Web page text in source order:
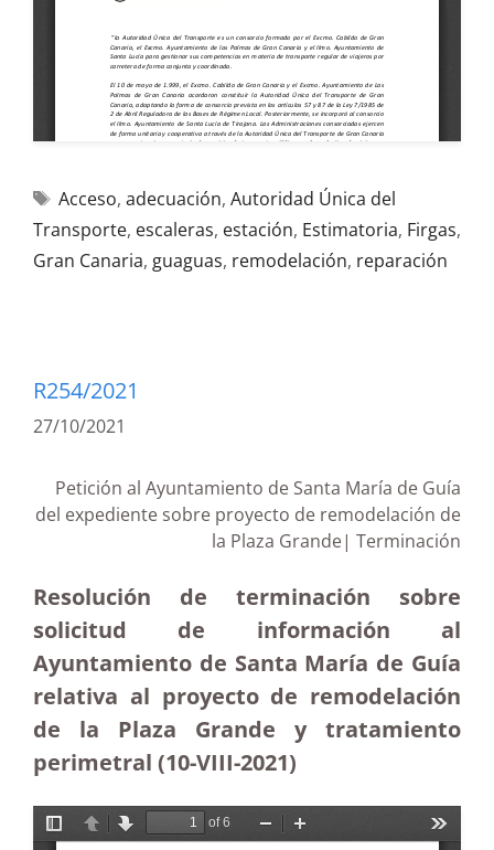
Acceso, adecuación, Autoridad Única del
Transporte, escaleras, estación, Estimatoria, Firgas,
Gran Canaria, guaguas, remodelación, reparación
R254/2021
27/10/2021
Petición al Ayuntamiento de Santa María de Guía
del expediente sobre proyecto de remodelación de
la Plaza Grande| Terminación
Resolución de terminación sobre
solicitud de información al
Ayuntamiento de Santa María de Guía
relativa al proyecto de remodelación
de la Plaza Grande y tratamiento
perimetral (10-VIII-2021)